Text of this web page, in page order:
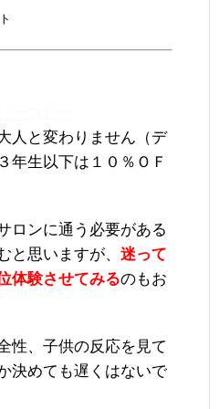
人と変わりません（デ
年生以下は１０％ＯＦ
ロンに通う必要がある
思いますが、 迷って
体験させてみるのもお
性、子供の反応を見て
決めても遅くはないで